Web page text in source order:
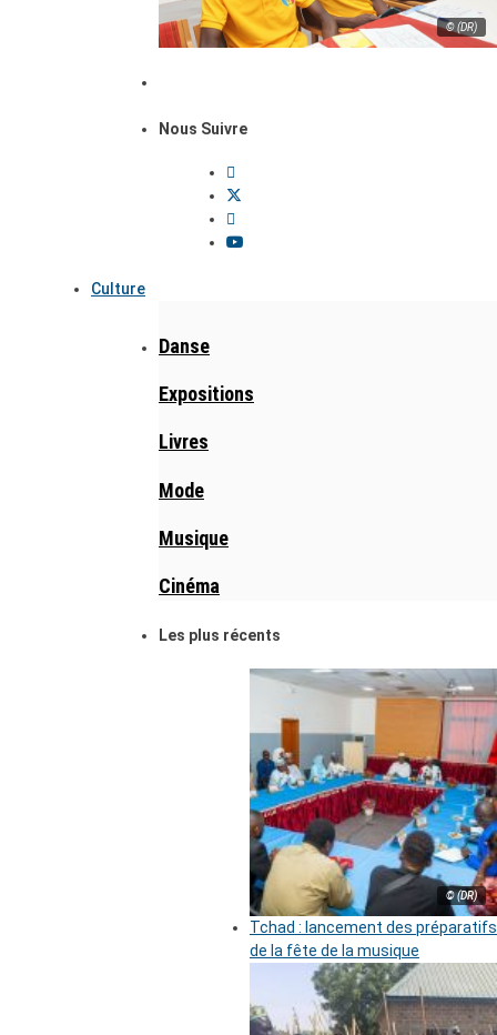
© (DR)
Nous Suivre
Culture
Danse
Expositions
Livres
Mode
Musique
Cinéma
Les plus récents
© (DR)
Tchad : lancement des préparatifs
de la fête de la musique